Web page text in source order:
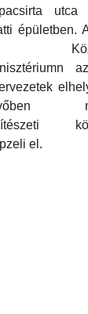
épületben.
el.